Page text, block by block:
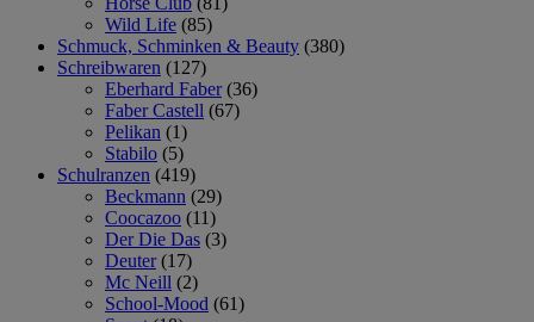
Wild Life (85)
Schmuck, Schminken & Beauty (380)
Schreibwaren (127)
Eberhard Faber (36)
Faber Castell (67)
Pelikan (1)
Stabilo (5)
Schulranzen (419)
Beckmann (29)
Coocazoo (11)
Der Die Das (3)
Deuter (17)
Mc Neill (2)
School-Mood (61)